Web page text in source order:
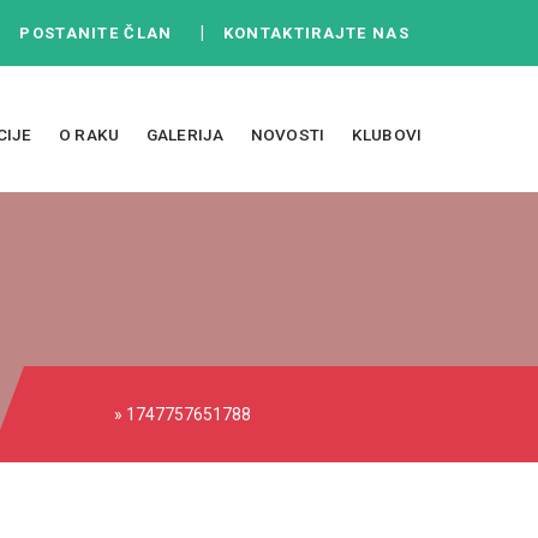
POSTANITE ČLAN KONTAKTIRAJTE NAS
O RAKU GALERIJA NOVOSTI KLUBOVI
» 1747757651788